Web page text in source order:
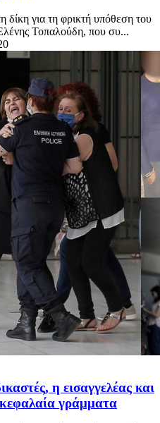
για τη φρικτή υπόθεση του
Τοπαλούδη, που συ...
η εισαγγελέας και
γράμματα